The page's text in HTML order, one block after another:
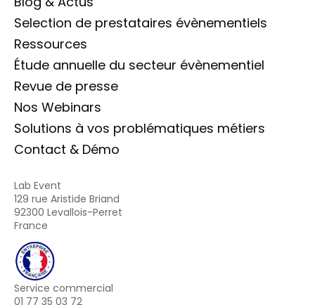
Selection de prestataires évènementiels
Ressources
Étude annuelle du secteur évènementiel
Revue de presse
Nos Webinars
Solutions à vos problématiques métiers
Contact & Démo
Lab Event
129 rue Aristide Briand
92300 Levallois-Perret
France
Service commercial
01 77 35 03 72